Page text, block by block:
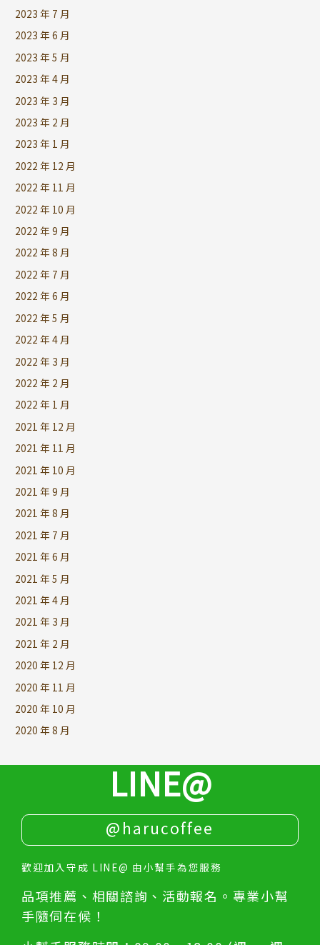
2023 年 7 月
2023 年 6 月
2023 年 5 月
2023 年 4 月
2023 年 3 月
2023 年 2 月
2023 年 1 月
2022 年 12 月
2022 年 11 月
2022 年 10 月
2022 年 9 月
2022 年 8 月
2022 年 7 月
2022 年 6 月
2022 年 5 月
2022 年 4 月
2022 年 3 月
2022 年 2 月
2022 年 1 月
2021 年 12 月
2021 年 11 月
2021 年 10 月
2021 年 9 月
2021 年 8 月
2021 年 7 月
2021 年 6 月
2021 年 5 月
2021 年 4 月
2021 年 3 月
2021 年 2 月
2020 年 12 月
2020 年 11 月
2020 年 10 月
2020 年 8 月
LINE@
@harucoffee
歡迎加入守成 LINE@ 由小幫手為您服務
品項推薦、相關諮詢、活動報名。專業小幫
手隨伺在候！